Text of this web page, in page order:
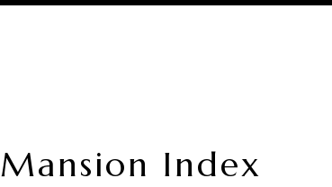
Mansion Index